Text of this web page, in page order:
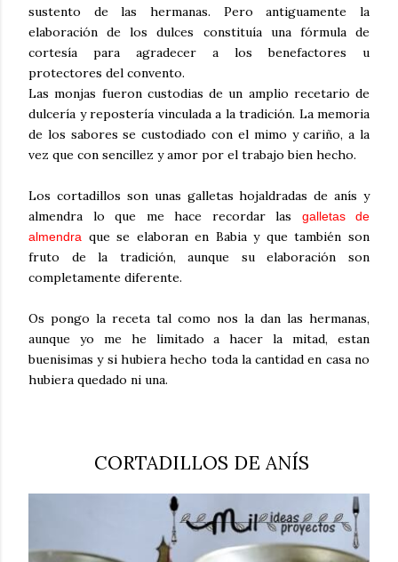
sustento de las hermanas. Pero antiguamente la
elaboración de los dulces constituía una fórmula de
cortesía para agradecer a los benefactores u
protectores del convento.
Las monjas fueron custodias de un amplio recetario de
dulcería y repostería vinculada a la tradición. La memoria
de los sabores se custodiado con el mimo y cariño, a la
vez que con sencillez y amor por el trabajo bien hecho.
Los cortadillos son unas galletas hojaldradas de anís y
almendra lo que me hace recordar las galletas de
almendra que se elaboran en Babia y que también son
fruto de la tradición, aunque su elaboración son
completamente diferente.
Os pongo la receta tal como nos la dan las hermanas,
aunque yo me he limitado a hacer la mitad, estan
buenisimas y si hubiera hecho toda la cantidad en casa no
hubiera quedado ni una.
CORTADILLOS DE ANÍS